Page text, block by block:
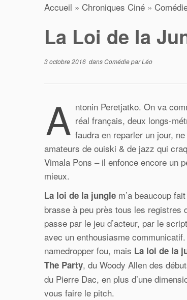
Accueil » Chroniques Ciné »
La Loi de la
3 octobre 2016 dansComédieparLéo
A ntonin Peretjatko. On va
réal français, deux longs-
faudra en reparler un jour,
amateurs de ouiski & de jazz qui
Vimala Pons – il enfonce encore un
mieux.
La loi de la jungle m’a beaucoup
brasse à peu près tous les registres
passe par le jeu d’acteur, par le
avec un enthousiasme
namedropper fou, mais La loi de la
The Party, du Woody Allen des
du Pierre Dac, en plus d’une
vous faire le pitch.